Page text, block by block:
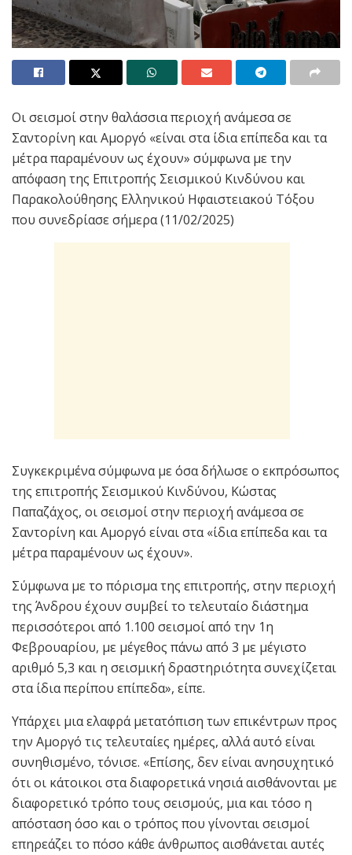
Οι σεισμοί στην θαλάσσια περιοχή ανάμεσα σε
Σαντορίνη και Αμοργό «είναι στα ίδια επίπεδα και τα
μέτρα παραμένουν ως έχουν» σύμφωνα με την
απόφαση της Επιτροπής Σεισμικού Κινδύνου και
Παρακολούθησης Ελληνικού Ηφαιστειακού Τόξου
που συνεδρίασε σήμερα (11/02/2025)
Συγκεκριμένα σύμφωνα με όσα δήλωσε ο εκπρόσωπος
της επιτροπής Σεισμικού Κινδύνου, Κώστας
Παπαζάχος, οι σεισμοί στην περιοχή ανάμεσα σε
Σαντορίνη και Αμοργό είναι στα «ίδια επίπεδα και τα
μέτρα παραμένουν ως έχουν».
Σύμφωνα με το πόρισμα της επιτροπής, στην περιοχή
της Άνδρου έχουν συμβεί το τελευταίο διάστημα
περισσότεροι από 1.100 σεισμοί από την 1η
Φεβρουαρίου, με μέγεθος πάνω από 3 με μέγιστο
αριθμό 5,3 και η σεισμική δραστηριότητα συνεχίζεται
στα ίδια περίπου επίπεδα», είπε.
Υπάρχει μια ελαφρά μετατόπιση των επικέντρων προς
την Αμοργό τις τελευταίες ημέρες, αλλά αυτό είναι
συνηθισμένο, τόνισε. «Επίσης, δεν είναι ανησυχητικό
ότι οι κάτοικοι στα διαφορετικά νησιά αισθάνονται με
διαφορετικό τρόπο τους σεισμούς, μια και τόσο η
απόσταση όσο και ο τρόπος που γίνονται σεισμοί
επηρεάζει το πόσο κάθε άνθρωπος αισθάνεται αυτές